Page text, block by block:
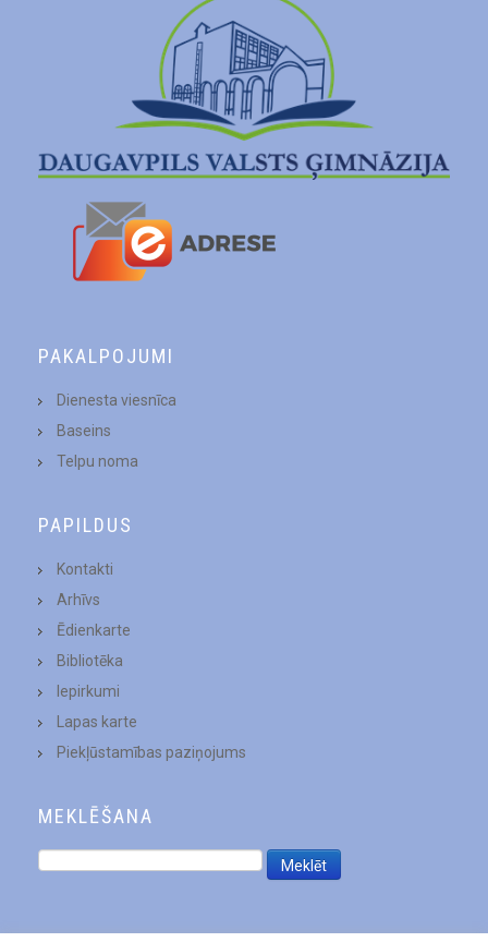
PAKALPOJUMI
Dienesta viesnīca
Baseins
Telpu noma
PAPILDUS
Kontakti
Arhīvs
Ēdienkarte
Bibliotēka
Iepirkumi
Lapas karte
Piekļūstamības paziņojums
MEKLĒŠANA